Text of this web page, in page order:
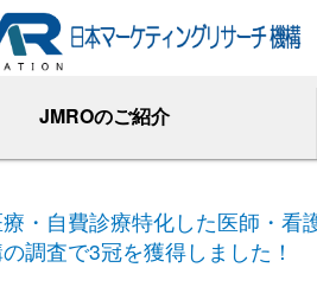
JMROのご紹介
・自費診療特化した医師・
調査で3冠を獲得しました！